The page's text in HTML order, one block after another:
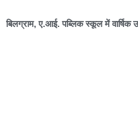
बिलग्राम, ए.आई. पब्लिक स्कूल में वार्षिक